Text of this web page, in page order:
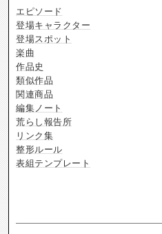
エピソード
登場キャラクター
登場スポット
楽曲
作品史
類似作品
関連商品
編集ノート
荒らし報告所
リンク集
整形ルール
表組テンプレート